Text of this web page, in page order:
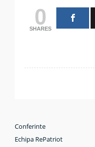
0
SHARES
Conferinte
Echipa RePatriot